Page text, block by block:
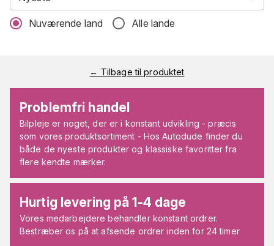
Nuværende land Alle lande
← Tilbage til produktet
Problemfri handel
Bilpleje er noget, der er i konstant udvikling - præcis
som vores produktsortiment - Hos Autodude finder du
både de nyeste produkter og klassiske favoritter fra
flere kendte mærker.
Hurtig levering på 1-4 dage
Vores medarbejdere behandler konstant ordrer.
Bestræber os på at afsende ordrer inden for 24 timer